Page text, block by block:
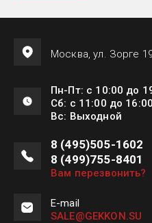
Москва, ул. Зорге
Пн-Пт: с 10:00 до
Сб: с 11:00 до 16:00
Вс: Выходной
8 (495)505-1602
8 (499)755-8401
Вам перезвонить?
E-mail
SALE@GEKKON.SU